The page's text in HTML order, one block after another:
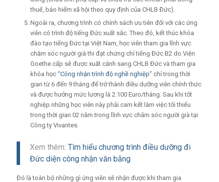
thuế, bảo hiểm xã hội theo quy định của CHLB Đức).
Ngoài ra, chương trình có chính sách ưu tiên đối với các ứng
viên có trình độ tiếng Đức xuất sắc. Theo đó, kết thúc khóa
đào tạo tiếng Đức tại Việt Nam, học viên tham gia lĩnh vực
chăm sóc người già thi đạt chứng chỉ tiếng Đức B2 do Viện
Goethe cấp sẽ được xuất cảnh sang CHLB Đức và tham gia
khóa học “Công nhận trình độ nghề nghiệp” chỉ trong thời
gian từ 6 đến 9 tháng để trở thành điều dưỡng viên chính thức
và được hưởng mức lương là 2.100 Euro/tháng. Sau khi tốt
nghiệp những học viên này phải cam kết làm việc tối thiểu
trong thời gian 02 năm trong lĩnh vực chăm sóc người già tại
Công ty Vivantes.
Xem thêm: Tìm hiểu chương trình điều dưỡng đi
Đức diện công nhận văn bằng
Đó là toàn bộ những gì ứng viên sẽ nhận được khi tham gia